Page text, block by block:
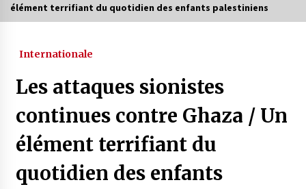
Quand la mère n’est plus là (17e partie)
Magie de sorcier
4 ans ago
Oum el Gaïla / L’ogresse du M’zab
4 ans ago
élément terrifiant du quotidien des enfants palestiniens
Internationale
Les attaques sionistes
continues contre Ghaza / Un
élément terrifiant du
quotidien des enfants